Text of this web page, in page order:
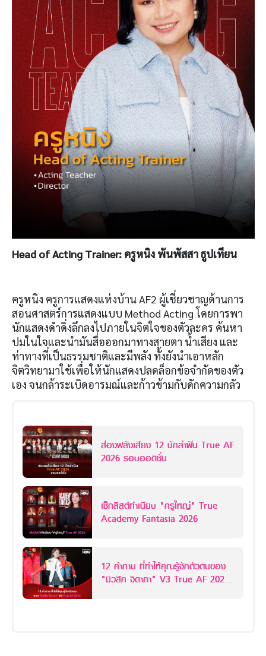
Head of Acting Trainer: ครูหนิง พันพัสสา ธูปเทียน
ครูหนิง ครูการแสดงแห่งบ้าน AF2 ผู้เชี่ยวชาญด้านการ
สอนศาสตร์การแสดงแบบ Method Acting โดยการพา
นักแสดงดำดิ่งลึกลงไปภายในจิตใจของตัวละคร ค้นหา
ปมในใจและนำมันสื่อออกมาทางสายตา น้ำเสียง และ
ท่าทางที่เป็นธรรมชาติและมีพลัง ทั้งยังนำเอาหลัก
จิตวิทยามาใช้เพื่อให้นักแสดงปลดล็อกข้อจำกัดของตัว
เอง จนกล้าระเบิดอารมณ์และก้าวข้ามกับดักความกลัว
ส่องพลังเสียง 12 นักล่าฝัน True AF
2026 รอบออดิชั่น
เช็กลิสต์ทำเนียบ "ครูใหญ่" True
Academy Fantasia 2026
12 คำถาม ที่ทำให้คุณรู้จักตัวตนของ
"มิวสิค จิดาภา" V3 True AF 2026